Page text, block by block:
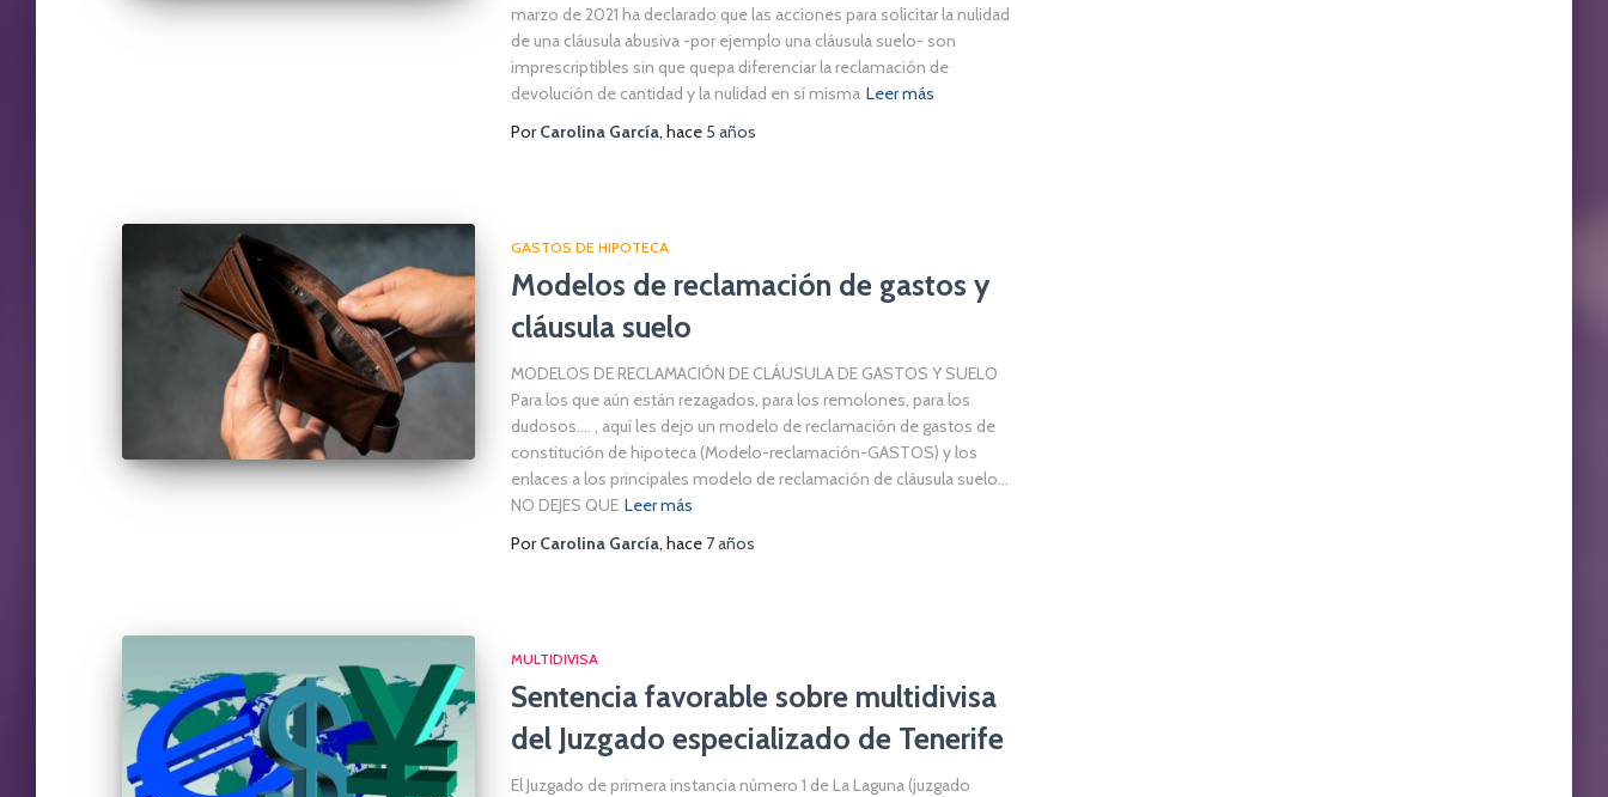
marzo de 2021 ha declarado que las acciones para solicitar la nulidad
de una cláusula abusiva -por ejemplo una cláusula suelo- son
imprescriptibles sin que quepa diferenciar la reclamación de
devolución de cantidad y la nulidad en sí misma Leer más
PorCarolina García, hace 5 años
GASTOS DE HIPOTECA
Modelos de reclamación de gastos y
cláusula suelo
MODELOS DE RECLAMACIÓN DE CLÁUSULA DE GASTOS Y SUELO
Para los que aún están rezagados, para los remolones, para los
dudosos…. , aquí les dejo un modelo de reclamación de gastos de
constitución de hipoteca (Modelo-reclamación-GASTOS) y los
enlaces a los principales modelo de reclamación de cláusula suelo…
NO DEJES QUE Leer más
PorCarolina García, hace 7 años
MULTIDIVISA
Sentencia favorable sobre multidivisa
del Juzgado especializado de Tenerife
El Juzgado de primera instancia número 1 de La Laguna (juzgado